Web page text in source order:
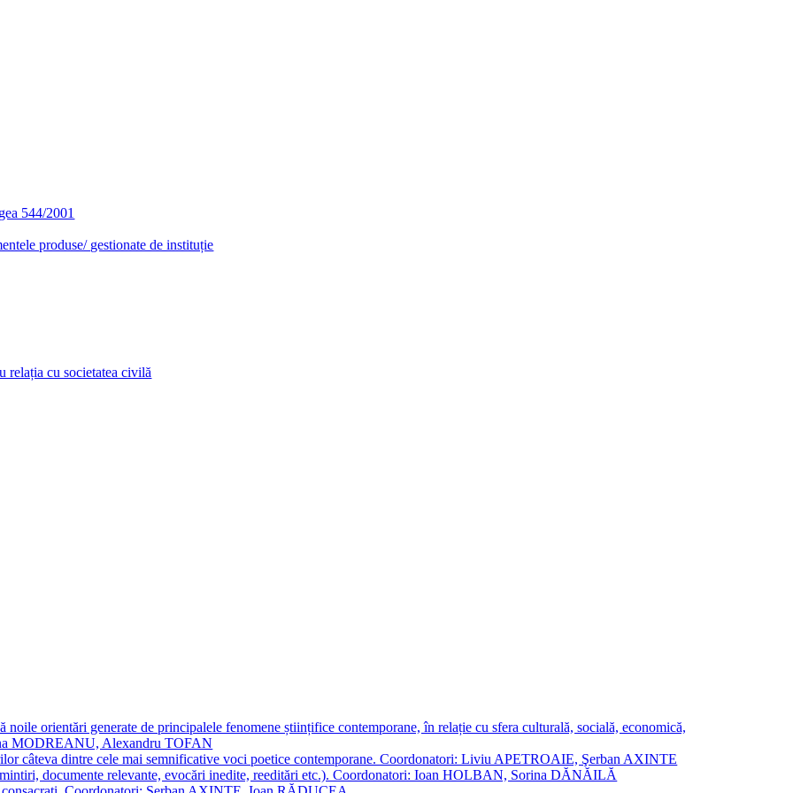
544/2001
produse/ gestionate de instituție
relația cu societatea civilă
noile orientări generate de principalele fenomene științifice contemporane, în relație cu sfera culturală, socială, economică,
MODREANU, Alexandru TOFAN
câteva dintre cele mai semnificative voci poetice contemporane. Coordonatori: Liviu APETROAIE, Şerban AXINTE
documente relevante, evocări inedite, reeditări etc.). Coordonatori: Ioan HOLBAN, Sorina DĂNĂILĂ